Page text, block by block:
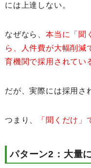
には上達しない。
なぜなら、 本当に「聞
ら、人件費が大幅削減
育機関で採用されてい
だが、実際には採用さ
つまり、 「聞くだけ」
パターン2：大量